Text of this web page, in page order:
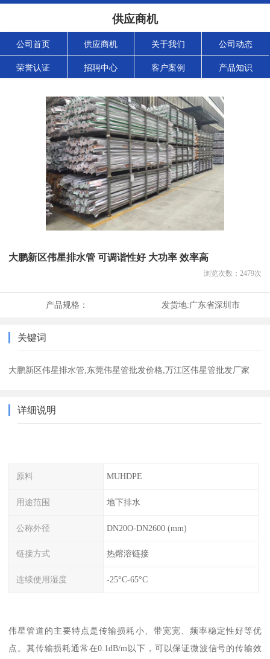
供应商机
公司首页 供应商机 关于我们 公司动态
荣誉认证 招聘中心 客户案例 产品知识
大鹏新区伟星排水管 可调谐性好 大功率 效率高
浏览次数： 2479次
产品规格： 发货地:广东省深圳市
关键词
大鹏新区伟星排水管,东莞伟星管批发价格,万江区伟星管批发厂家
详细说明
原料 MUHDPE
用途范围 地下排水
公称外径 DN20O-DN2600 (mm)
链接方式 热熔溶链接
连续使用湿度 -25°C-65°C
伟星管道的主要特点是传输损耗小、带宽宽、频率稳定性好等优
点。其传输损耗通常在0.1dB/m以下，可以保证微波信号的传输效